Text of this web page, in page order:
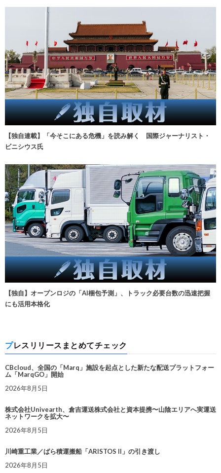
【独自連載】「今そこにある危機」を読み解く 国際ジャーナリスト・
ビニシウス氏
【独自】オープンロジの「AI梱包予測」、トラック必要台数の迅速把握
にも活用本格化
プレスリリースまとめてチェック
CBcloud、全国の「Marq」施設を起点とした新たな配送プラットフォー
ム「MarqGO」開始
2026年8月5日
株式会社Univearth、倉吉運送株式会社と資本提携〜山陰エリアへ実運送
ネットワークを拡大〜
2026年8月5日
川崎重工業／ばら積運搬船「ARISTOS II」の引き渡し
2026年8月5日